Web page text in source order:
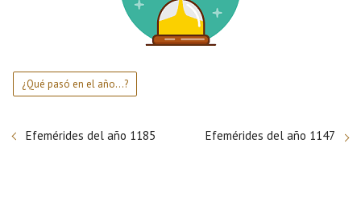
¿Qué pasó en el año...?
Efemérides del año 1185 Efemérides del año 1147